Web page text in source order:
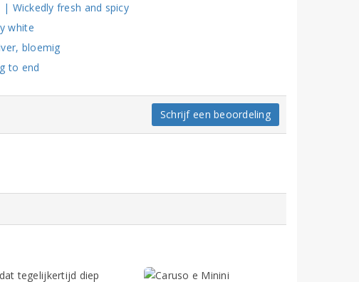
Wickedly fresh and spicy
white
bloemig
to end
Schrijf een beoordeling
tegelijkertijd diep